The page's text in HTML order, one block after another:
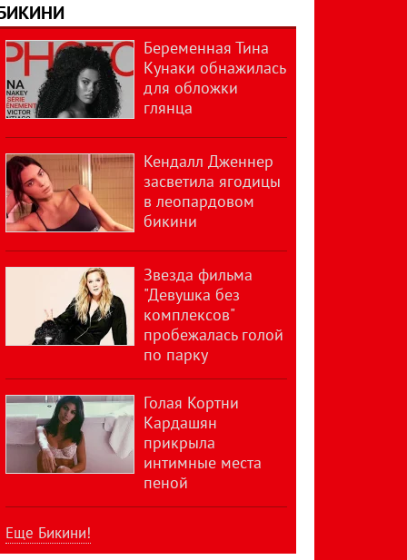
Беременная Тина
Кунаки обнажилась
для обложки
глянца
Кендалл Дженнер
засветила ягодицы
в леопардовом
бикини
Звезда фильма
"Девушка без
комплексов"
пробежалась голой
по парку
Голая Кортни
Кардашян
прикрыла
интимные места
пеной
Еще Бикини!